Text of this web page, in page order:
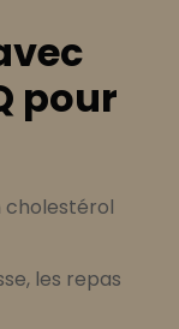
pour
cholestérol
les repas